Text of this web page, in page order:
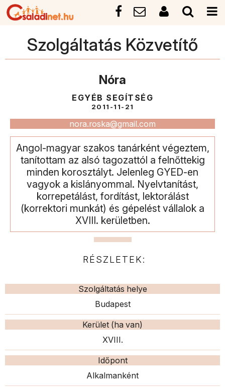
Szolgáltatás Közvetítő
Nóra
EGYÉB SEGÍTSÉG
2011-11-21
nora.roska@gmail.com
Angol-magyar szakos tanárként végeztem,
tanítottam az alsó tagozattól a felnőttekig
minden korosztályt. Jelenleg GYED-en
vagyok a kislányommal. Nyelvtanítást,
korrepetálást, fordítást, lektorálást
(korrektori munkát) és gépelést vállalok a
XVIII. kerületben.
RÉSZLETEK:
Szolgáltatás helye
Budapest
Kerület (ha van)
XVIII.
Időpont
Alkalmanként